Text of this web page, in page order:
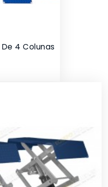
4 Colunas